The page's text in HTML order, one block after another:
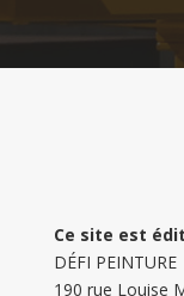
Ce site est
DÉFI PEINTURE
190 rue Louise